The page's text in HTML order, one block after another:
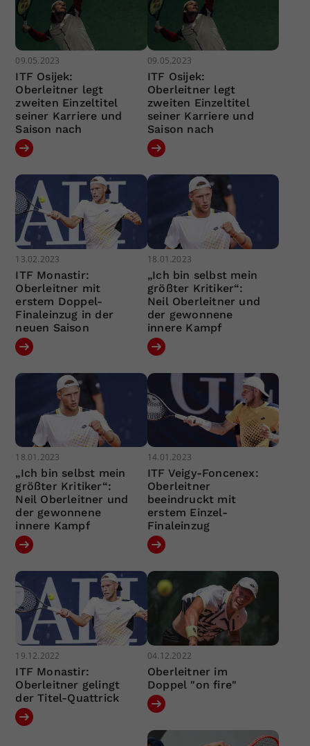
09.05.2023
ITF Osijek:
Oberleitner legt
zweiten Einzeltitel
seiner Karriere und
Saison nach
09.05.2023
ITF Osijek:
Oberleitner legt
zweiten Einzeltitel
seiner Karriere und
Saison nach
13.02.2023
ITF Monastir:
Oberleitner mit
erstem Doppel-
Finaleinzug in der
neuen Saison
18.01.2023
„Ich bin selbst mein
größter Kritiker“:
Neil Oberleitner und
der gewonnene
innere Kampf
18.01.2023
„Ich bin selbst mein
größter Kritiker“:
Neil Oberleitner und
der gewonnene
innere Kampf
14.01.2023
ITF Veigy-Foncenex:
Oberleitner
beeindruckt mit
erstem Einzel-
Finaleinzug
19.12.2022
ITF Monastir:
Oberleitner gelingt
der Titel-Quattrick
04.12.2022
Oberleitner im
Doppel "on fire"